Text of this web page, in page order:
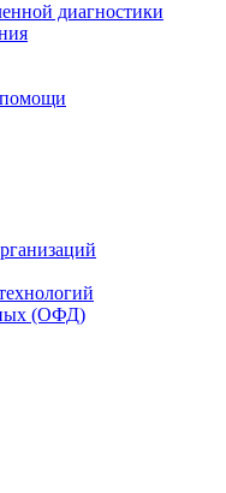
диагностики
помощи
(ОФД)